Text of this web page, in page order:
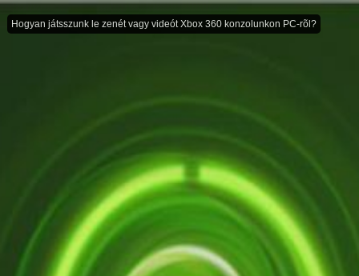
Hogyan játsszunk le zenét vagy videót Xbox 360 konzolunkon PC-rõl?
Hogyan játsszunk le zenét vagy videót Xbox 360 konzolunkon PC-rõl?